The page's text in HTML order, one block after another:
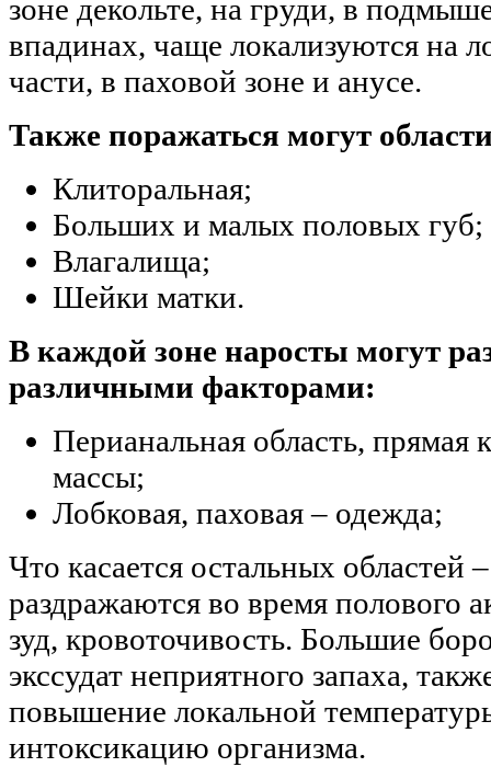
зоне декольте, на груди, в
впадинах, чаще локализуются на
части, в паховой зоне и анусе.
Также поражаться могут
Клиторальная;
Больших и малых половых губ;
Влагалища;
Шейки матки.
В каждой зоне наросты могут
различными факторами:
Перианальная область, прямая
массы;
Лобковая, паховая – одежда;
Что касается остальных областей
раздражаются во время полового
зуд, кровоточивость. Большие
экссудат неприятного запаха,
повышение локальной
интоксикацию организма.